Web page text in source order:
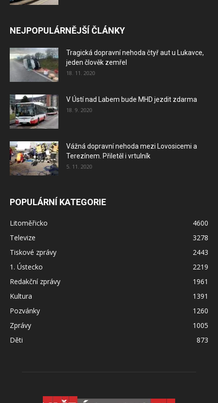
NEJPOPULÁRNĚJŠÍ ČLÁNKY
Tragická dopravní nehoda čtyř aut u Lukavce,
jeden člověk zemřel
18. 11. 2020
V Ústí nad Labem bude MHD jezdit zdarma
18. 9. 2020
Vážná dopravní nehoda mezi Lovosicemi a
Terezínem. Přiletěl i vrtulník
5. 11. 2020
POPULÁRNÍ KATEGORIE
Litoměřicko
4600
Televize
3278
Tiskové zprávy
2443
1. Ústecko
2219
Redakční zprávy
1961
Kultura
1391
Pozvánky
1260
Zprávy
1005
Děti
873